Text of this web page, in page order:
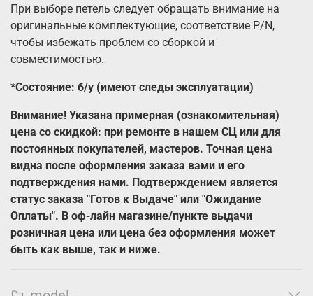
При выборе петель следует обращать внимание на
оригинальные комплектующие, соответствие P/N,
чтобы избежать проблем со сборкой и
совместимостью.
*Состояние: б/у (имеют следы эксплуатации)
Внимание! Указана примерная (ознакомительная)
цена со скидкой: при ремонте в нашем СЦ или для
постоянных покупателей, мастеров. Точная цена
видна после оформления заказа вами и его
подтверждения нами. Подтверждением является
статус заказа "Готов к Выдаче" или "Ожидание
Оплаты". В оф-лайн магазине/пункте выдачи
розничная цена или цена без оформления может
быть как выше, так и ниже.